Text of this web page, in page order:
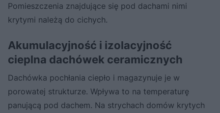
Pomieszczenia znajdujące się pod dachami nimi
krytymi należą do cichych.
Akumulacyjność i izolacyjność
cieplna dachówek ceramicznych
Dachówka pochłania ciepło i magazynuje je w
porowatej strukturze. Wpływa to na temperaturę
panującą pod dachem. Na strychach domów krytych